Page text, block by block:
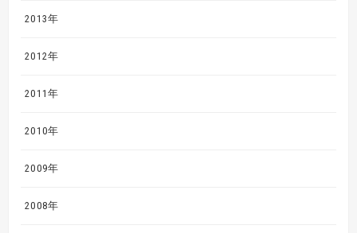
2013年
2012年
2011年
2010年
2009年
2008年